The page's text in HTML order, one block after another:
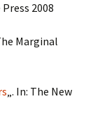
2008
Marginal
„. In: The New